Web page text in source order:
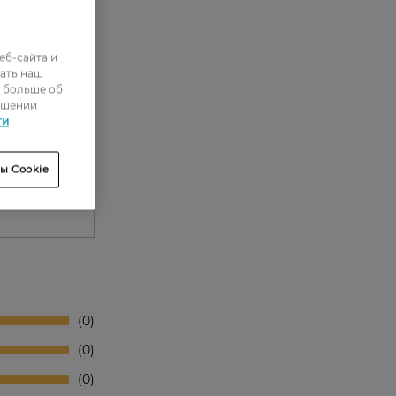
0
0
0
сайта и
наш
больше об
Cookie